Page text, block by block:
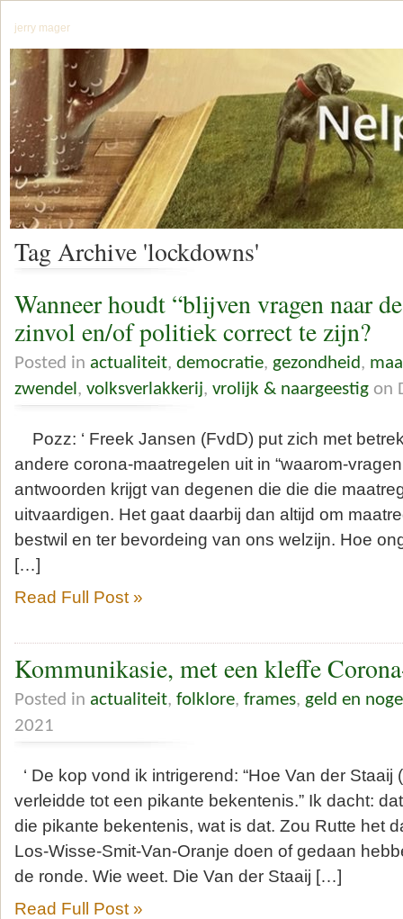
jerry mager
Tag Archive 'lockdowns'
Wanneer houdt “blijven vragen naar
zinvol en/of politiek correct te zijn?
Posted in actualiteit, democratie, gezondheid,
zwendel , volksverlakkerij, vrolijk & naargeestig on
Pozz: ‘ Freek Jansen (FvdD) put zich met
andere corona-maatregelen uit in “waarom-
antwoorden krijgt van degenen die die die
uitvaardigen. Het gaat daarbij dan altijd om
bestwil en ter bevordeing van ons welzijn. Hoe
[…]
Read Full Post »
Kommunikasie, met een kleffe
Posted in actualiteit, folklore, frames, geld en
2021
‘ De kop vond ik intrigerend: “Hoe Van der Staaij
verleidde tot een pikante bekentenis.” Ik dacht:
die pikante bekentenis, wat is dat. Zou Rutte het
Los-Wisse-Smit-Van-Oranje doen of gedaan
de ronde. Wie weet. Die Van der Staaij […]
Read Full Post »